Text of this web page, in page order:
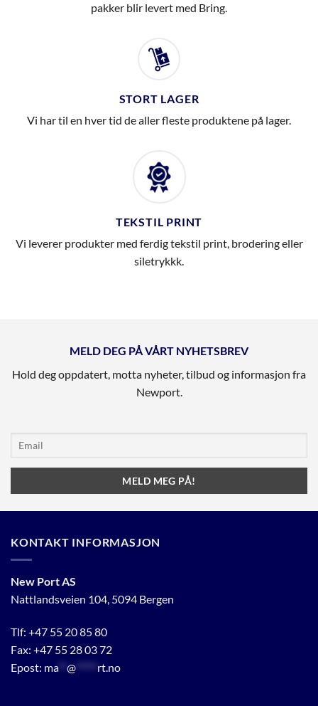
pakker blir levert med Bring.
STORT LAGER
Vi har til en hver tid de aller fleste produktene på lager.
TEKSTIL PRINT
Vi leverer produkter med ferdig tekstil print, brodering eller
siletrykkk.
MELD DEG PÅ VÅRT NYHETSBREV
Hold deg oppdatert, motta nyheter, tilbud og informasjon fra
Newport.
KONTAKT INFORMASJON
New Port AS
Nattlandsveien 104, 5094 Bergen
Tlf: +47 55 20 85 80
Fax: +47 55 28 03 72
Epost: ma** @ rt.no